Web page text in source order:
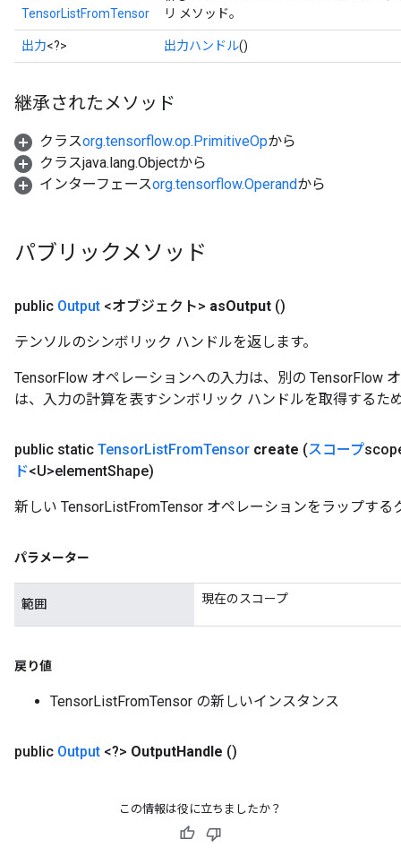
TensorListFromTensor
リ メソッド。
出力<?> 出力ハンドル()
継承されたメソッド
クラスorg.tensorflow.op.PrimitiveOpから
クラスjava.lang.Objectから
インターフェースorg.tensorflow.Operandから
パブリックメソッド
public Output <オブジェクト> asOutput ()
テンソルのシンボリック ハンドルを返します。
TensorFlow オペレーションへの入力は、別の TensorFlow
は、入力の計算を表すシンボリック ハンドルを取得するた
public static TensorListFromTensor create (スコープ
ド<U>elementShape)
新しい TensorListFromTensor オペレーションをラップす
パラメーター
範囲 現在のスコープ
戻り値
TensorListFromTensor の新しいインスタンス
public Output <?> OutputHandle ()
この情報は役に立ちましたか？